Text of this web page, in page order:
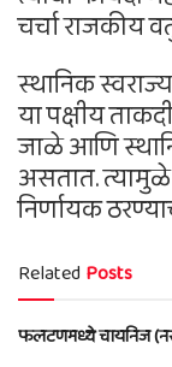
चर्चा राजकीय
स्थानिक
या पक्षीय
जाळे आणि
असतात. त्यामुळे
निर्णायक
Related Posts
फलटणमध्ये चायनिज